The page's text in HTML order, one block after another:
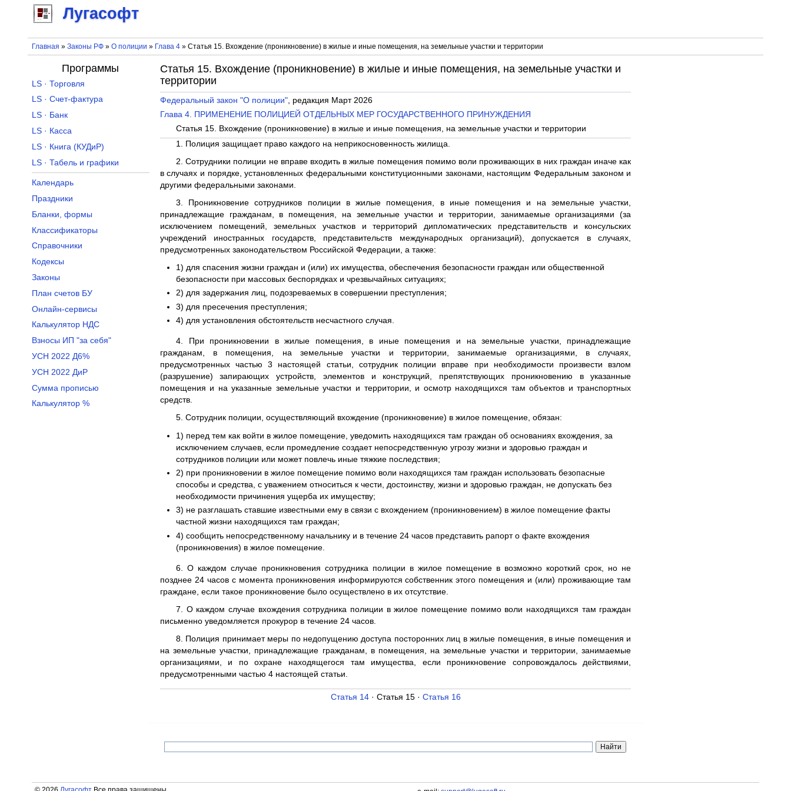
Лугасофт
Главная » Законы РФ» О полиции » Глава 4» Статья 15. Вхождение (проникновение) в жилые и иные помещения, на земельные участки и территории
Статья 15. Вхождение (проникновение) в жилые и иные помещения, на земельные участки и
территории
Федеральный закон "О полиции", редакция Март 2026
Глава 4. ПРИМЕНЕНИЕ ПОЛИЦИЕЙ ОТДЕЛЬНЫХ МЕР ГОСУДАРСТВЕННОГО ПРИНУЖДЕНИЯ
Статья 15. Вхождение (проникновение) в жилые и иные помещения, на земельные участки и территории
1. Полиция защищает право каждого на неприкосновенность жилища.
2. Сотрудники полиции не вправе входить в жилые помещения помимо воли проживающих в них граждан иначе как
в случаях и порядке, установленных федеральными конституционными законами, настоящим Федеральным законом и
другими федеральными законами.
3. Проникновение сотрудников полиции в жилые помещения, в иные помещения и на земельные участки,
принадлежащие гражданам, в помещения, на земельные участки и территории, занимаемые организациями (за
исключением помещений, земельных участков и территорий дипломатических представительств и консульских
учреждений иностранных государств, представительств международных организаций), допускается в случаях,
предусмотренных законодательством Российской Федерации, а также:
1) для спасения жизни граждан и (или) их имущества, обеспечения безопасности граждан или общественной
безопасности при массовых беспорядках и чрезвычайных ситуациях;
2) для задержания лиц, подозреваемых в совершении преступления;
3) для пресечения преступления;
4) для установления обстоятельств несчастного случая.
4. При проникновении в жилые помещения, в иные помещения и на земельные участки, принадлежащие
гражданам, в помещения, на земельные участки и территории, занимаемые организациями, в случаях,
предусмотренных частью 3 настоящей статьи, сотрудник полиции вправе при необходимости произвести взлом
(разрушение) запирающих устройств, элементов и конструкций, препятствующих проникновению в указанные
помещения и на указанные земельные участки и территории, и осмотр находящихся там объектов и транспортных
средств.
5. Сотрудник полиции, осуществляющий вхождение (проникновение) в жилое помещение, обязан:
1) перед тем как войти в жилое помещение, уведомить находящихся там граждан об основаниях вхождения, за
исключением случаев, если промедление создает непосредственную угрозу жизни и здоровью граждан и
сотрудников полиции или может повлечь иные тяжкие последствия;
2) при проникновении в жилое помещение помимо воли находящихся там граждан использовать безопасные
способы и средства, с уважением относиться к чести, достоинству, жизни и здоровью граждан, не допускать без
необходимости причинения ущерба их имуществу;
3) не разглашать ставшие известными ему в связи с вхождением (проникновением) в жилое помещение факты
частной жизни находящихся там граждан;
4) сообщить непосредственному начальнику и в течение 24 часов представить рапорт о факте вхождения
(проникновения) в жилое помещение.
6. О каждом случае проникновения сотрудника полиции в жилое помещение в возможно короткий срок, но не
позднее 24 часов с момента проникновения информируются собственник этого помещения и (или) проживающие там
граждане, если такое проникновение было осуществлено в их отсутствие.
7. О каждом случае вхождения сотрудника полиции в жилое помещение помимо воли находящихся там граждан
письменно уведомляется прокурор в течение 24 часов.
8. Полиция принимает меры по недопущению доступа посторонних лиц в жилые помещения, в иные помещения и
на земельные участки, принадлежащие гражданам, в помещения, на земельные участки и территории, занимаемые
организациями, и по охране находящегося там имущества, если проникновение сопровождалось действиями,
предусмотренными частью 4 настоящей статьи.
Статья 14· Статья 15 · Статья 16
Программы
LS · Торговля
LS · Счет-фактура
LS · Банк
LS · Касса
LS · Книга (КУДиР)
LS · Табель и графики
Календарь
Праздники
Бланки, формы
Классификаторы
Справочники
Кодексы
Законы
План счетов БУ
Онлайн-сервисы
Калькулятор НДС
Взносы ИП "за себя"
УСН 2022 Д6%
УСН 2022 ДиР
Сумма прописью
Калькулятор %